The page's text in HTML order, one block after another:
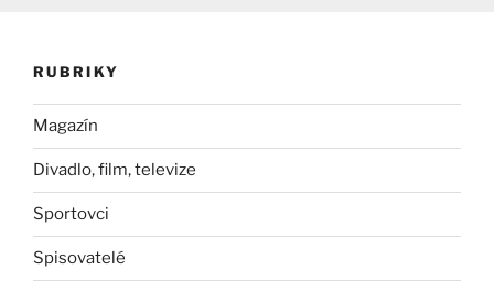
RUBRIKY
Magazín
Divadlo, film, televize
Sportovci
Spisovatelé